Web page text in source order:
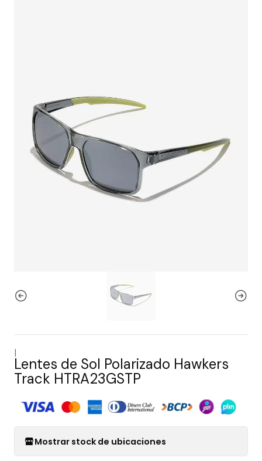
|
Lentes de Sol Polarizado Hawkers
Track HTRA23GSTP
Mostrar stock de ubicaciones